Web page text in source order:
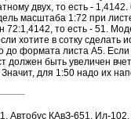
двух, то есть -
масштаба 1:72 при
72:1,4142, то есть - 51.
хотите в сотку сделать
до формата листа А5. Если
должен быть увеличен
для 1:50 надо их
Автобус КАвЗ-651, Ил-